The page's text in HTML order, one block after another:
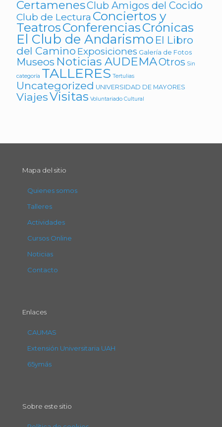
CertamenesClub Amigos del Cocido
Club de Lectura Conciertos y
TeatrosConferenciasCrónicas
El Club de Andarismo El Libro
del Camino Exposiciones Galería de Fotos
Museos Noticias AUDEMAOtros Sin
categoría TALLERES Tertulias
Uncategorized UNIVERSIDAD DE MAYORES
ViajesVisitas Voluntariado Cultural
Mapa del sitio
Quienes somos
Talleres
Actividades
Cursos Online
Noticias
Contacto
Enlaces
CAUMAS
Extensión Universitaria UAH
65ymás
Sobre este sitio